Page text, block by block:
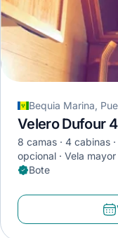
Velero Dufour
8 camas 4 cabinas
opcional
Vela
Bote